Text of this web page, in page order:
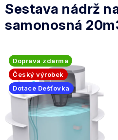
Reference a hodnocení
O nás
Realizace
Dotace Dešťovka
Pomoc s výběrem
O objednávce
Sestava nádrž
samonosná
Doprava zdarma
Český výrobek
Dotace Dešťovka